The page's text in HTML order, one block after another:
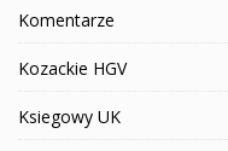
Komentarze
Kozackie HGV
Ksiegowy UK